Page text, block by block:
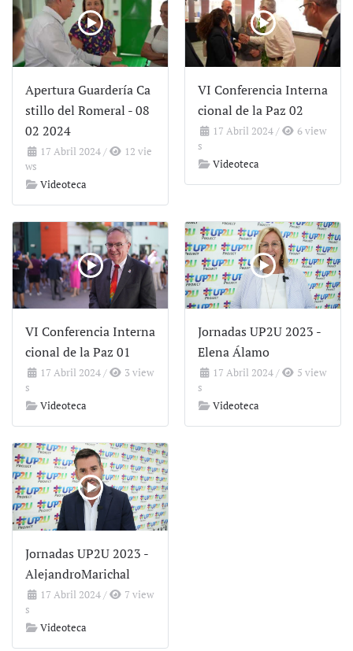
Apertura Guardería Ca
stillo del Romeral - 08
02 2024
17 Abril 2024 /
12 vie
ws
Videoteca
VI Conferencia Interna
cional de la Paz 02
17 Abril 2024 /
6 view
s
Videoteca
VI Conferencia Interna
cional de la Paz 01
17 Abril 2024/
3 view
s
Videoteca
Jornadas UP2U 2023 -
Elena Álamo
17 Abril 2024/
5 view
s
Videoteca
Jornadas UP2U 2023 -
AlejandroMarichal
17 Abril 2024/
7 view
s
Videoteca